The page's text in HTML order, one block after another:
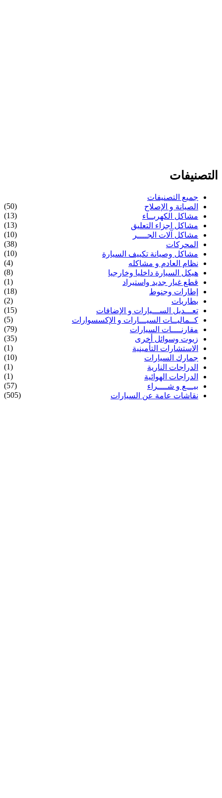
التصنيفات
جميع التصنيفات
الصيانة و الإصلاح
(50)
مشاكل الكهربــاء
(13)
مشاكل اجزاء التعليق
(13)
مشاكل آلات الجــــر
(10)
المحركات
(38)
مشاكل وصيانة تكييف السيارة
(10)
نظام العادم و مشاكله
(4)
هيكل السيارة داخليا وخارجيا
(8)
قطع غيار جديد واستيراد
(1)
إطارات وجنوط
(18)
بطاريات
(2)
تعـــديل الســـيارات و الإضافات
(15)
كــماليــات السيـــارات و الإكسسوارات
(5)
مقارنــــات السيارات
(79)
زيوت وسوائل أخرى
(35)
الاستشارات التأمينية
(1)
جمارك السيارات
(10)
الدراجات النارية
(1)
الدراجات الهوائية
(1)
بيـــع و شــــراء
(57)
نقاشات عامة عن السيارات
(505)